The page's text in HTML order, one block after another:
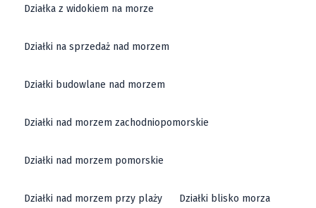
Działka z widokiem na morze
Działki na sprzedaż nad morzem
Działki budowlane nad morzem
Działki nad morzem zachodniopomorskie
Działki nad morzem pomorskie
Działki nad morzem przy plaży Działki blisko morza